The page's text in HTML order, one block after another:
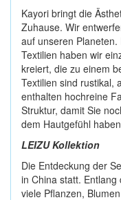
Kayori bringt die
Zuhause. Wir
auf unseren
Textilien haben wir
kreiert, die zu einem
Textilien sind rustikal,
enthalten hochreine
Struktur, damit Sie
dem Hautgefühl
LEIZU Kollektion
Die Entdeckung der
in China statt.
viele Pflanzen,